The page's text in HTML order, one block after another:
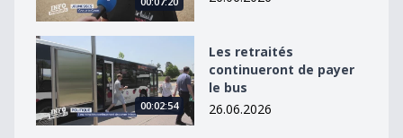
Les retraités continueront de payer le bus
00:02:54
Les retraités
continueront de payer
le bus
26.06.2026